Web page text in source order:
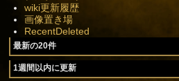
wiki更新履歴
画像置き場
RecentDeleted
最新の20件
1週間以内に更新